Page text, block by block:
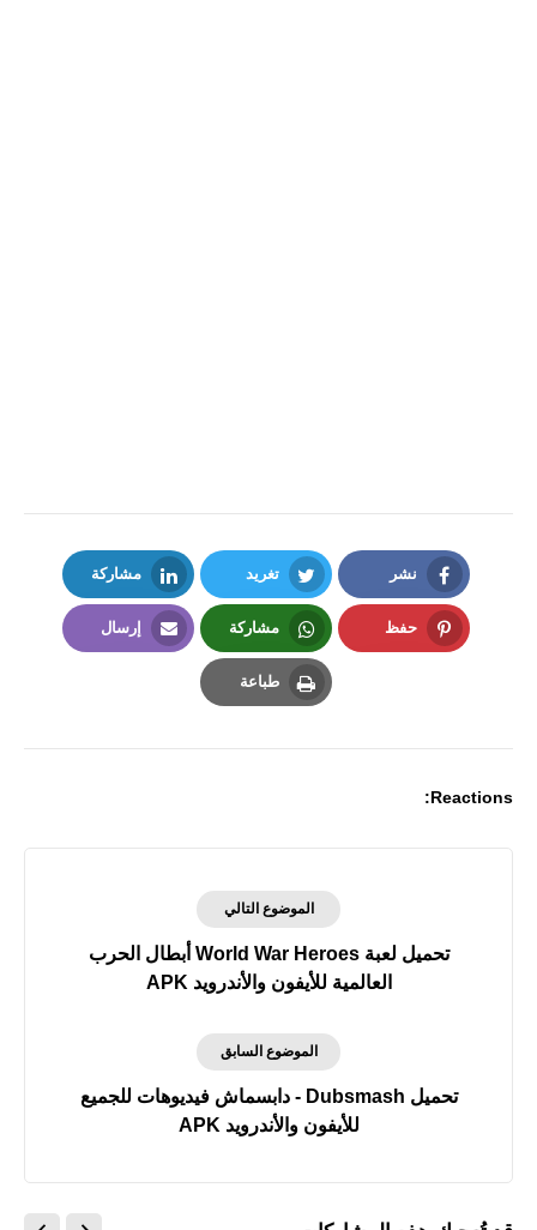
نشر
Facebook
تغريد
Twitter
مشاركة
LinkedIn
حفظ مشاركة
Whatsapp
إرسال
طباعة
Reactions:
الموضوع التالي
تحميل لعبة World War Heroes أبطال الحرب
العالمية للأيفون والأندرويد APK
الموضوع السابق
تحميل Dubsmash - دابسماش فيديوهات للجميع
للأيفون والأندرويد APK